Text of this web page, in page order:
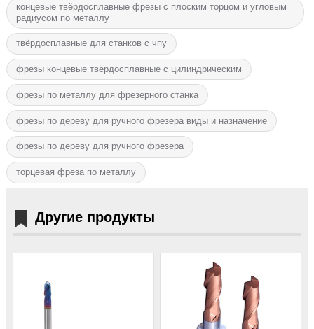
концевые твёрдосплавные фрезы с плоским торцом и угловым
радиусом по металлу
твёрдосплавные для станков с чпу
фрезы концевые твёрдосплавные с цилиндрическим
фрезы по металлу для фрезерного станка
фрезы по дереву для ручного фрезера виды и назначение
фрезы по дереву для ручного фрезера
торцевая фреза по металлу
Другие продукты